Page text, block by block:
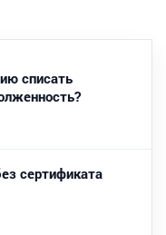
списать
сертификата